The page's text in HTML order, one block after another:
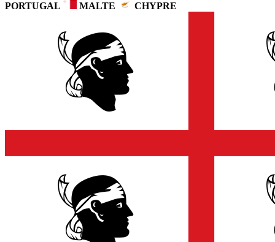
PORTUGAL
MALTE CHYPRE